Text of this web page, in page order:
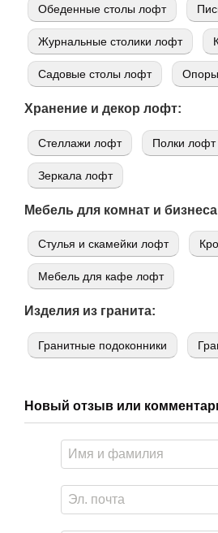
Обеденные столы лофт
Журнальные столики лофт
Садовые столы лофт Опоры
Хранение и декор лофт:
Стеллажи лофт Полки лофт
Зеркала лофт
Мебель для комнат и
Стулья и скамейки лофт
Мебель для кафе лофт
Изделия из гранита:
Гранитные подоконники
Новый отзыв или